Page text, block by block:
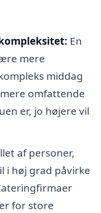
En
mere
middag
omfattende
er, jo højere vil
af personer,
i høj grad påvirke
for store